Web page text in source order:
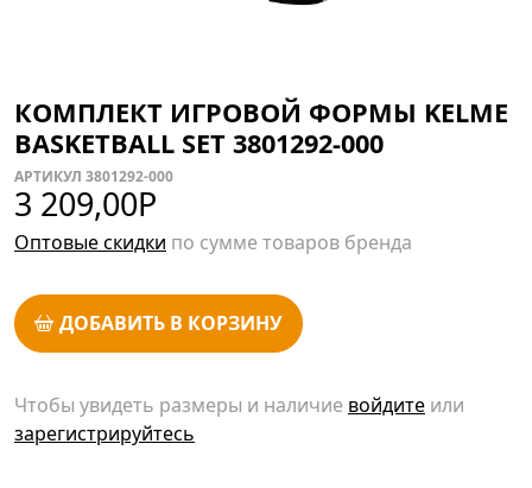
КОМПЛЕКТ ИГРОВОЙ ФОРМЫ KELME
BASKETBALL SET 3801292-000
АРТИКУЛ 3801292-000
3 209,00Р
Оптовые скидки по сумме товаров бренда
ДОБАВИТЬ В КОРЗИНУ
Чтобы увидеть размеры и наличие войдите или
зарегистрируйтесь